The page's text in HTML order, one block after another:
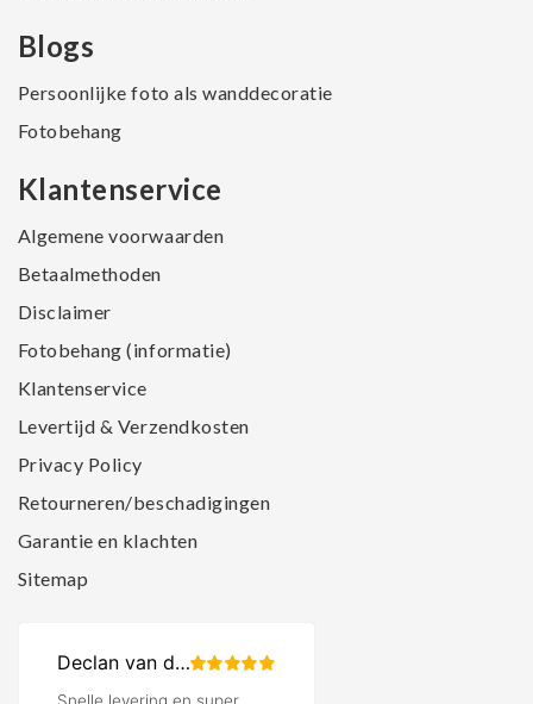
Blogs
Persoonlijke foto als wanddecoratie
Fotobehang
Klantenservice
Algemene voorwaarden
Betaalmethoden
Disclaimer
Fotobehang (informatie)
Klantenservice
Levertijd & Verzendkosten
Privacy Policy
Retourneren/beschadigingen
Garantie en klachten
Sitemap